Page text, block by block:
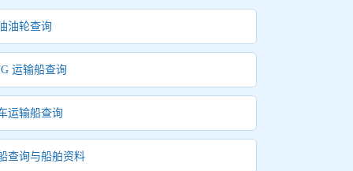
油轮查询
运输船查询
运输船查询
查询与船舶资料